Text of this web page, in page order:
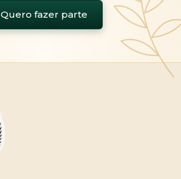
Quero fazer parte